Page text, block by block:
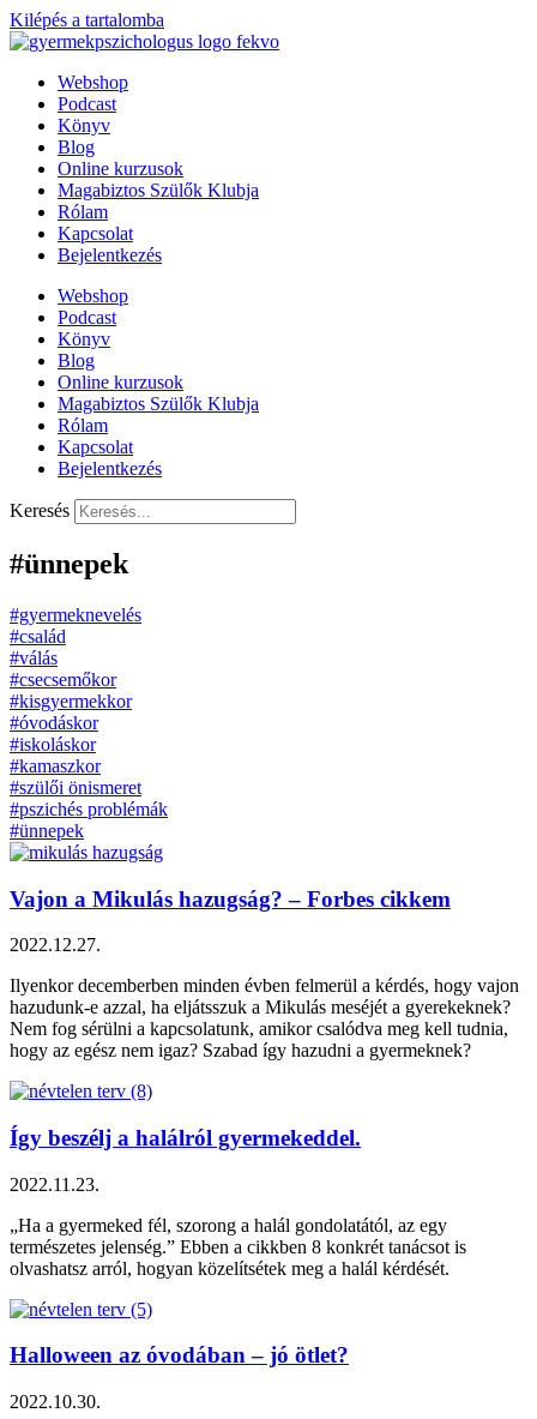
Kilépés a tartalomba
Webshop
Podcast
Könyv
Blog
Online kurzusok
Magabiztos Szülők Klubja
Rólam
Kapcsolat
Bejelentkezés
Webshop
Podcast
Könyv
Blog
Online kurzusok
Magabiztos Szülők Klubja
Rólam
Kapcsolat
Bejelentkezés
Keresés
#ünnepek
#gyermeknevelés
#család
#válás
#csecsemőkor
#kisgyermekkor
#óvodáskor
#iskoláskor
#kamaszkor
#szülői önismeret
#pszichés problémák
#ünnepek
Vajon a Mikulás hazugság? – Forbes cikkem
2022.12.27.
Ilyenkor decemberben minden évben felmerül a kérdés, hogy vajon
hazudunk-e azzal, ha eljátsszuk a Mikulás meséjét a gyerekeknek?
Nem fog sérülni a kapcsolatunk, amikor csalódva meg kell tudnia,
hogy az egész nem igaz? Szabad így hazudni a gyermeknek?
Így beszélj a halálról gyermekeddel.
2022.11.23.
„Ha a gyermeked fél, szorong a halál gondolatától, az egy
természetes jelenség.” Ebben a cikkben 8 konkrét tanácsot is
olvashatsz arról, hogyan közelítsétek meg a halál kérdését.
Halloween az óvodában – jó ötlet?
2022.10.30.